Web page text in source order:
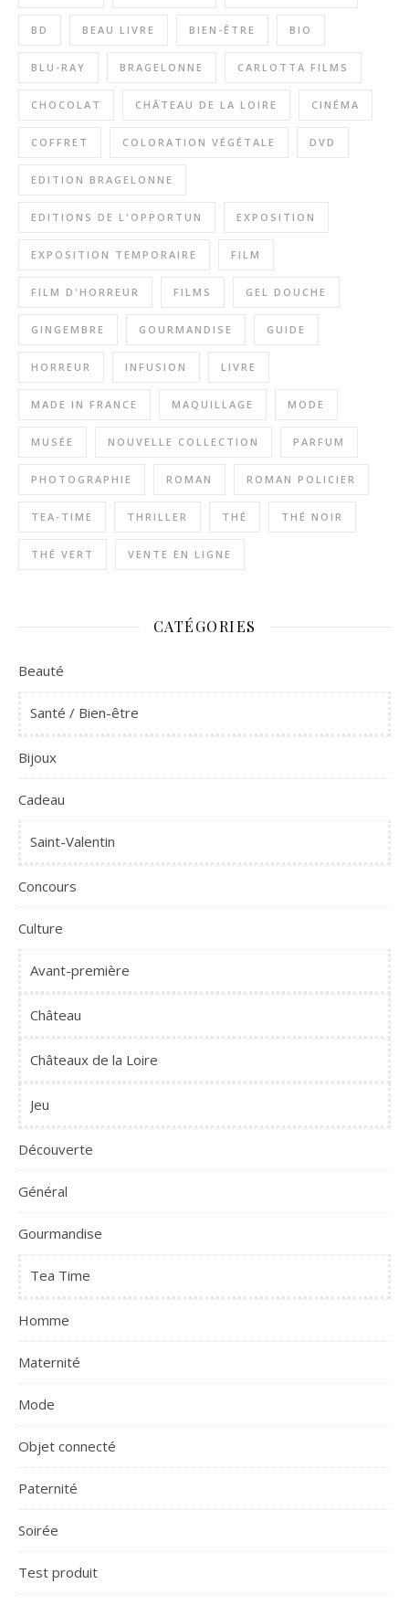
BD BEAU LIVRE BIEN-ÊTRE BIO
BLU-RAY BRAGELONNE CARLOTTA FILMS
CHOCOLAT CHÂTEAU DE LA LOIRE CINÉMA
COFFRET COLORATION VÉGÉTALE DVD
EDITION BRAGELONNE
EDITIONS DE L'OPPORTUN EXPOSITION
EXPOSITION TEMPORAIRE FILM
FILM D'HORREUR FILMS GEL DOUCHE
GINGEMBRE GOURMANDISE GUIDE
HORREUR INFUSION LIVRE
MADE IN FRANCE MAQUILLAGE MODE
MUSÉE NOUVELLE COLLECTION PARFUM
PHOTOGRAPHIE ROMAN ROMAN POLICIER
TEA-TIME THRILLER THÉ THÉ NOIR
THÉ VERT VENTE EN LIGNE
CATÉGORIES
Beauté
Santé / Bien-être
Bijoux
Cadeau
Saint-Valentin
Concours
Culture
Avant-première
Château
Châteaux de la Loire
Jeu
Découverte
Général
Gourmandise
Tea Time
Homme
Maternité
Mode
Objet connecté
Paternité
Soirée
Test produit